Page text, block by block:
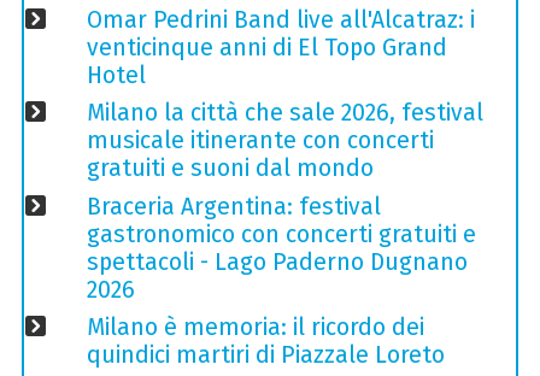
Omar Pedrini Band live all'Alcatraz: i
venticinque anni di El Topo Grand
Hotel
Milano la città che sale 2026, festival
musicale itinerante con concerti
gratuiti e suoni dal mondo
Braceria Argentina: festival
gastronomico con concerti gratuiti e
spettacoli - Lago Paderno Dugnano
2026
Milano è memoria: il ricordo dei
quindici martiri di Piazzale Loreto